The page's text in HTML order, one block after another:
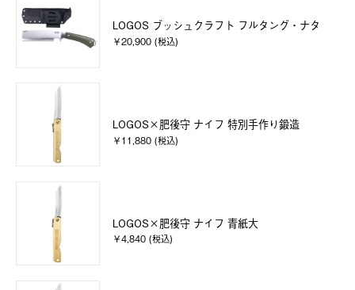
LOGOS ブッシュクラフト フルタング・ナタ
￥20,900 (税込)
LOGOS×肥後守 ナイフ 特別手作り鍛造
￥11,880 (税込)
LOGOS×肥後守 ナイフ 青紙大
￥4,840 (税込)